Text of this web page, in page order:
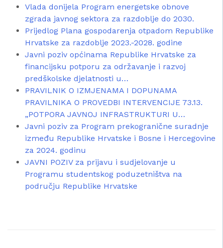
Vlada donijela Program energetske obnove
zgrada javnog sektora za razdoblje do 2030.
Prijedlog Plana gospodarenja otpadom Republike
Hrvatske za razdoblje 2023.-2028. godine
Javni poziv općinama Republike Hrvatske za
financijsku potporu za održavanje i razvoj
predškolske djelatnosti u…
PRAVILNIK O IZMJENAMA I DOPUNAMA
PRAVILNIKA O PROVEDBI INTERVENCIJE 73.13.
„POTPORA JAVNOJ INFRASTRUKTURI U…
Javni poziv za Program prekogranične suradnje
između Republike Hrvatske i Bosne i Hercegovine
za 2024. godinu
JAVNI POZIV za prijavu i sudjelovanje u
Programu studentskog poduzetništva na
području Republike Hrvatske